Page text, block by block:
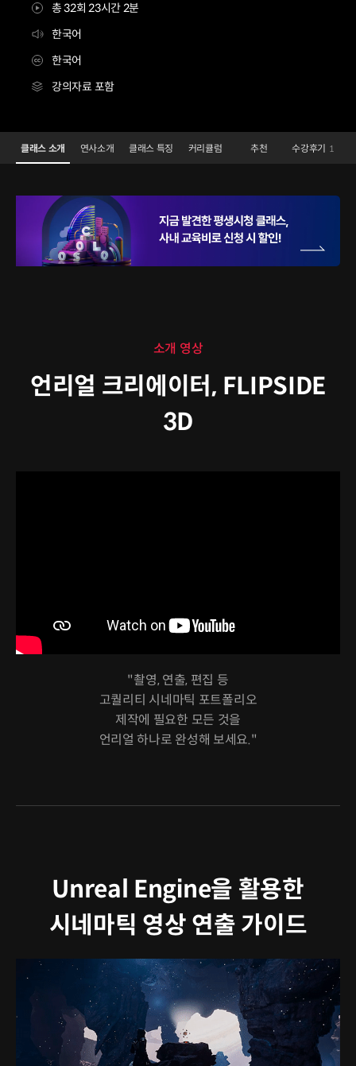
총 32회 23시간 2분
한국어
한국어
강의자료 포함
언리얼 크리에이터 FLIPSIDE 3D Details
Configuration Information Shortcuts
클래스 소개 연사소개 클래스 특징 커리큘럼 추천 수강후기 1
소개 영상
언리얼 크리에이터, FLIPSIDE
3D
"촬영, 연출, 편집 등
고퀄리티 시네마틱 포트폴리오
제작에 필요한 모든 것을
언리얼 하나로 완성해 보세요."
Unreal Engine을 활용한
시네마틱 영상 연출 가이드